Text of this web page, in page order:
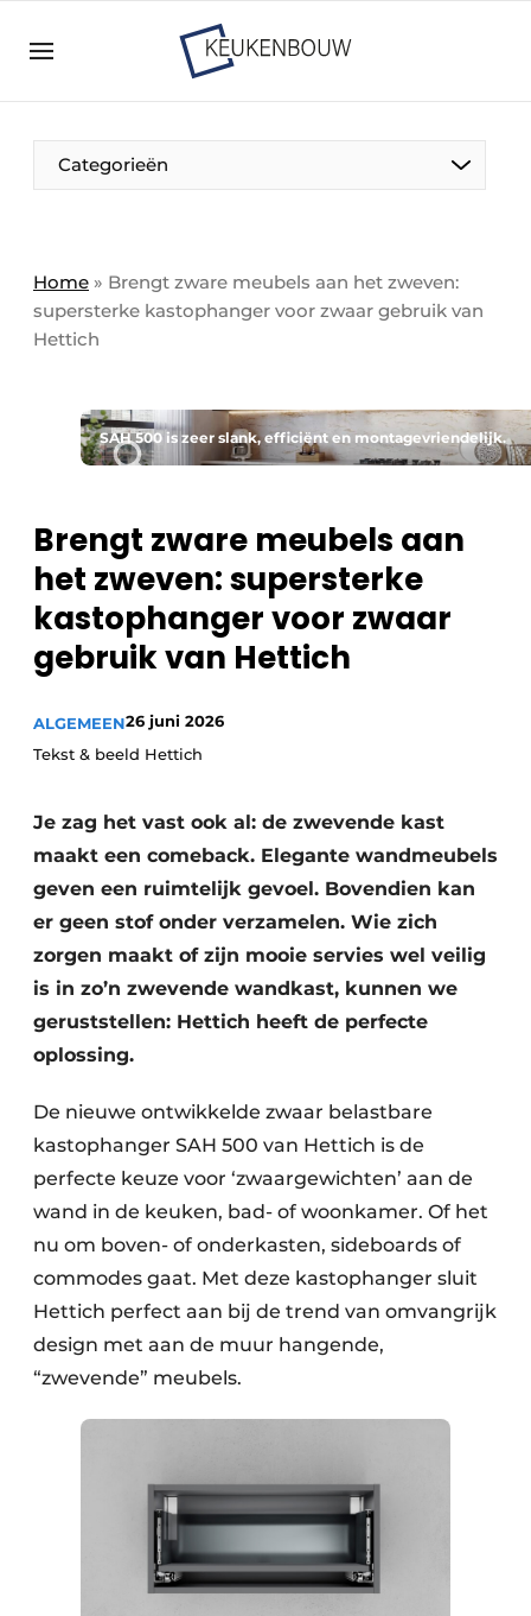
Bedrijven
Bedrijven
Direct contact
Evenement aanmelden
Meest gelezen
Nieuwsbrief
Privacy / Cookie statement
Vacature aanmelden
Video’s
Categorieën
Home » Brengt zware meubels aan het zweven:
supersterke kastophanger voor zwaar gebruik van
Hettich
SAH 500 is zeer slank, efficiënt en montagevriendelijk.
Brengt zware meubels aan
het zweven: supersterke
kastophanger voor zwaar
gebruik van Hettich
ALGEMEEN26 juni 2026
Tekst & beeld Hettich
Je zag het vast ook al: de zwevende kast
maakt een comeback. Elegante wandmeubels
geven een ruimtelijk gevoel. Bovendien kan
er geen stof onder verzamelen. Wie zich
zorgen maakt of zijn mooie servies wel veilig
is in zo’n zwevende wandkast, kunnen we
geruststellen: Hettich heeft de perfecte
oplossing.
De nieuwe ontwikkelde zwaar belastbare
kastophanger SAH 500 van Hettich is de
perfecte keuze voor ‘zwaargewichten’ aan de
wand in de keuken, bad- of woonkamer. Of het
nu om boven- of onderkasten, sideboards of
commodes gaat. Met deze kastophanger sluit
Hettich perfect aan bij de trend van omvangrijk
design met aan de muur hangende,
“zwevende” meubels.